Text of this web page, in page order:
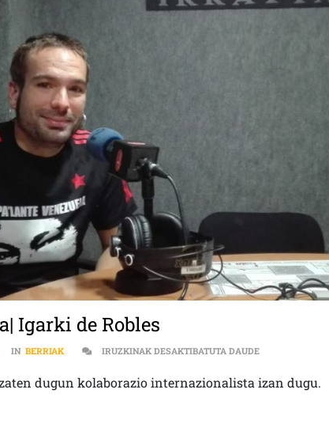
Igarki de Robles
IN BERRIAK IRUZKINAK DESAKTIBATUTA DAUDE
dugun kolaborazio internazionalista izan dugu.